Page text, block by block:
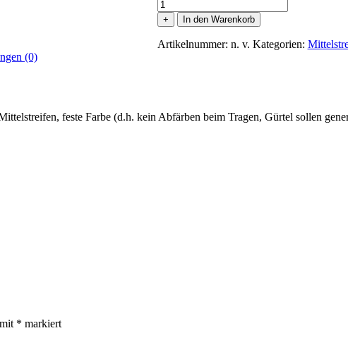
gelb-
weiß
Menge
+ In den Warenkorb
Artikelnummer: n. v. Kategorien:
(0)
feste Farbe (d.h. kein Abfärben beim Tragen, Gürtel sollen
* markiert